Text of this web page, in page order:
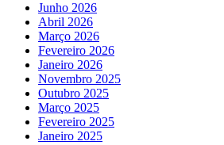
Junho 2026
Abril 2026
Março 2026
Fevereiro 2026
Janeiro 2026
Novembro 2025
Outubro 2025
Março 2025
Fevereiro 2025
Janeiro 2025